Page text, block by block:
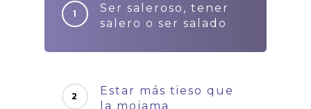
Ser saleroso, tener
salero o ser salado
Estar más tieso que
la mojama